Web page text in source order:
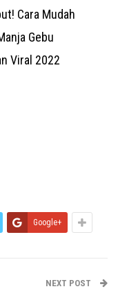
Cara Mudah
Gebu
Viral 2022
Google+
NEXT POST